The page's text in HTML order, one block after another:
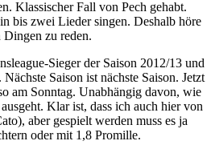
Klassischer Fall von Pech gehabt.
bis zwei Lieder singen. Deshalb höre
zu reden.
Sieger der Saison 2012/13 und
Saison ist nächste Saison. Jetzt
am Sonntag. Unabhängig davon, wie
Klar ist, dass ich auch hier von
aber gespielt werden muss es ja
oder mit 1,8 Promille.